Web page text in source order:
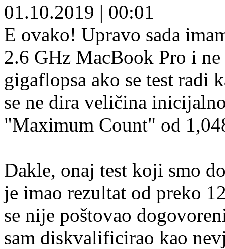
01.10.2019 | 00:01
E ovako! Upravo sada
2.6 GHz MacBook Pro i
gigaflopsa ako se test radi
se ne dira veličina
"Maximum Count" od
Dakle, onaj test koji smo
je imao rezultat od preko
se nije poštovao
sam diskvalificirao kao